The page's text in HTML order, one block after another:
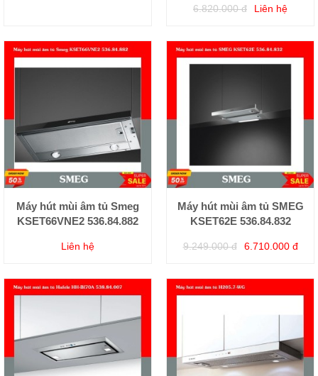
6.820.000 đ Liên hệ
Máy hút mùi âm tủ Smeg
KSET66VNE2 536.84.882
Liên hệ
Máy hút mùi âm tủ SMEG
KSET62E 536.84.832
9.249.000 đ 6.710.000 đ